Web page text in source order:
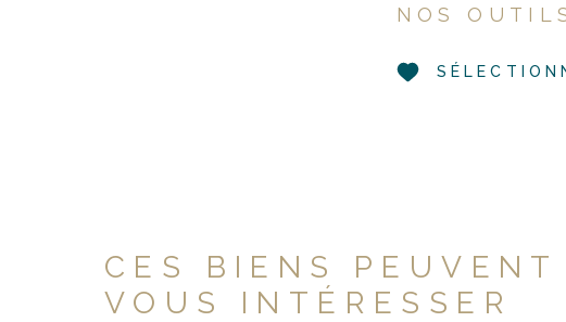
NOS
CES BIENS PEUVENT
VOUS INTÉRESSER